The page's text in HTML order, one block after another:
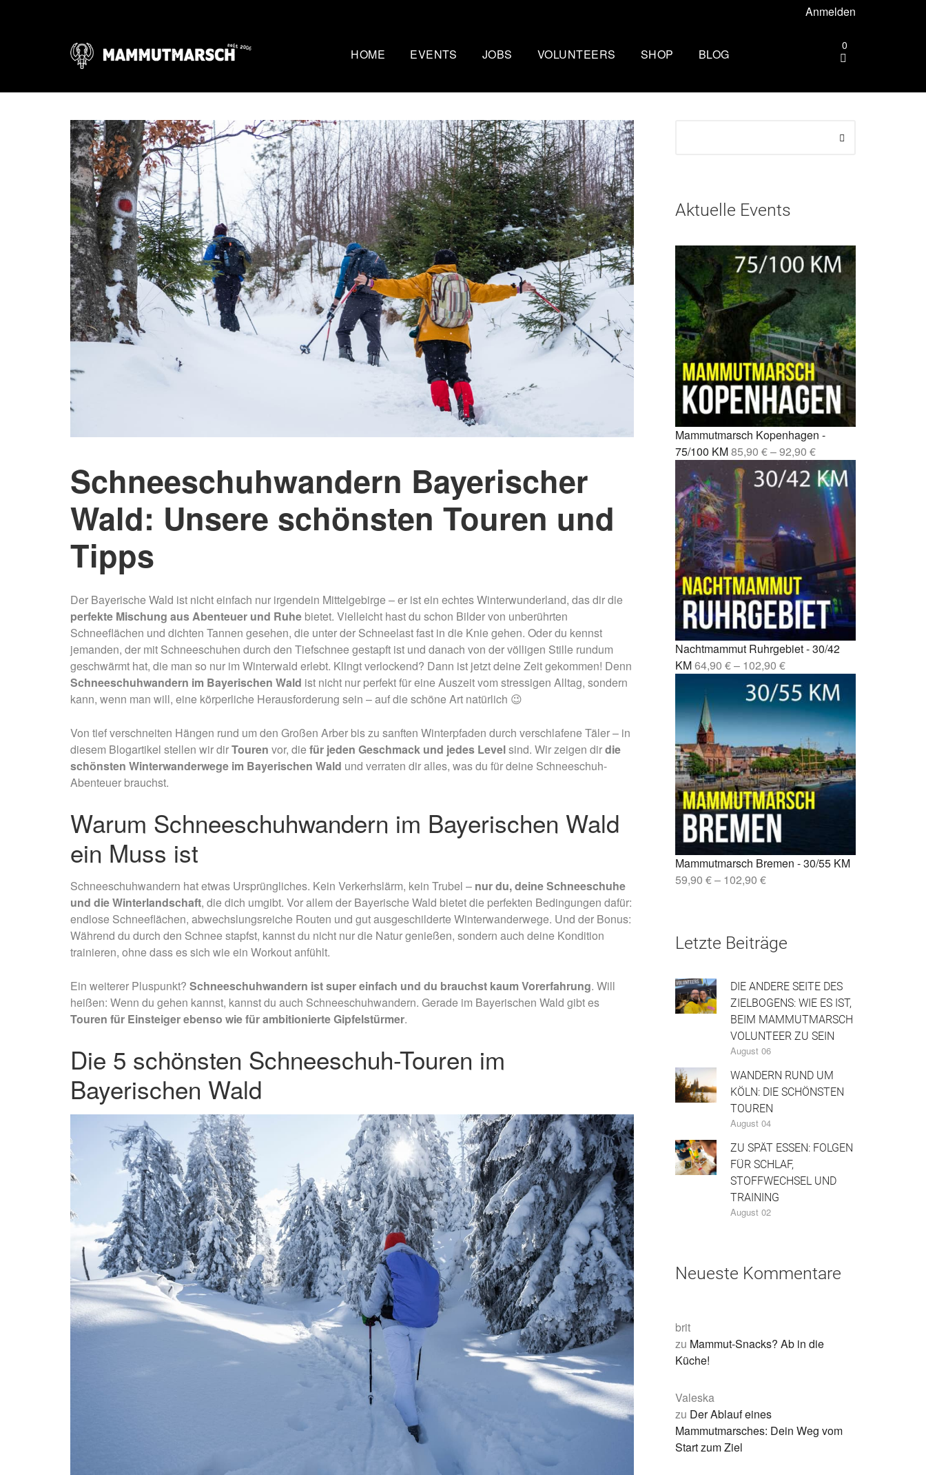
Anmelden
0
HOME EVENTS
– 75/100 KM
30/42 KM
Mammutmarsch Bremen –
30/55 KM
Mammutmarsch Stuttgart –
30/42/60 KM
Mammutmarsch Hannover –
30/42/55 KM
Mammutmarsch Aarhus –
30/50 KM
Mammutmarsch Dortmund –
30/42/55 KM
Mammutmarsch Wiesbaden –
30/42/55KM
Mammutmarsch München –
30/50 KM
Mammutmarsch Berlin –
30/42/55 KM
Mammutmarsch Málaga –
30/50 KM
Mammutmarsch Barcelona –
30/50 KM
Mammutmarsch Valencia –
Mammutmarsch Madrid –
Mammutmarsch Leipzig –
Mammutmarsch Wien – 30/50
Mammutmarsch Ruhrgebiet –
Mammutmarsch Kopenhagen
Mammutmarsch Bilbao –
Nachtmammut Hamburg –
30/42 KM
Mammutmarsch Essen –
75/100 KM
Mammutmarsch München –
75/100 KM
Mammutmarsch Berlin –
75/100 KM
JOBS VOLUNTEERS SHOP BLOG
Wim Hof Kältetraining: So frierst
du sicher
Fernwanderweg Deutschland: 7
Routen, Tipps und ehrliche
Empfehlungen
Vom Party-Leben zu 3.000
Mammutmarsch-Kilometern
Kompressionssocken beim
Wandern: Was sie wirklich
Wie wirkt sich Stress auf den
Körper aus? Was wirklich
passiert
Mönchengladbach wandern: 5
Touren zwischen Niers, Wald
und Schlössern
Mammutmarsch alleine: Monas
Geschichte vom Alleinstarten
und trotzdem dazugehören
Schneeschuhwandern Bayerischer
Wald: Unsere schönsten Touren und
Tipps
Der Bayerische Wald ist nicht einfach nur irgendein Mittelgebirge – er ist ein echtes Winterwunderland, das dir die
perfekte Mischung aus Abenteuer und Ruhe bietet. Vielleicht hast du schon Bilder von unberührten
Schneeflächen und dichten Tannen gesehen, die unter der Schneelast fast in die Knie gehen. Oder du kennst
jemanden, der mit Schneeschuhen durch den Tiefschnee gestapft ist und danach von der völligen Stille rundum
geschwärmt hat, die man so nur im Winterwald erlebt. Klingt verlockend? Dann ist jetzt deine Zeit gekommen! Denn
Schneeschuhwandern im Bayerischen Wald ist nicht nur perfekt für eine Auszeit vom stressigen Alltag, sondern
kann, wenn man will, eine körperliche Herausforderung sein – auf die schöne Art natürlich 😉
Von tief verschneiten Hängen rund um den Großen Arber bis zu sanften Winterpfaden durch verschlafene Täler – in
diesem Blogartikel stellen wir dirTouren vor, die für jeden Geschmack und jedes Levelsind. Wir zeigen dirdie
schönsten Winterwanderwege im Bayerischen Wald und verraten dir alles, was du für deine Schneeschuh-
Abenteuer brauchst.
Warum Schneeschuhwandern im Bayerischen Wald
ein Muss ist
Schneeschuhwandern hat etwas Ursprüngliches. Kein Verkerhslärm, kein Trubel – nur du, deine Schneeschuhe
und die Winterlandschaft, die dich umgibt. Vor allem der Bayerische Wald bietet die perfekten Bedingungen dafür:
endlose Schneeflächen, abwechslungsreiche Routen und gut ausgeschilderte Winterwanderwege. Und der Bonus:
Während du durch den Schnee stapfst, kannst du nicht nur die Natur genießen, sondern auch deine Kondition
trainieren, ohne dass es sich wie ein Workout anfühlt.
Ein weiterer Pluspunkt? Schneeschuhwandern ist super einfach und du brauchst kaum Vorerfahrung. Will
heißen: Wenn du gehen kannst, kannst du auch Schneeschuhwandern. Gerade im Bayerischen Wald gibt es
Touren für Einsteiger ebenso wie für ambitionierte Gipfelstürmer.
Die 5 schönsten Schneeschuh-Touren im
Bayerischen Wald
Aktuelle Events
Mammutmarsch Kopenhagen -
75/100 KM85,90 €–92,90 €
Nachtmammut Ruhrgebiet - 30/42
KM64,90 €– 102,90 €
Mammutmarsch Bremen - 30/55 KM
59,90 €– 102,90 €
Letzte Beiträge
DIE ANDERE SEITE DES
ZIELBOGENS: WIE ES IST,
BEIM MAMMUTMARSCH
VOLUNTEER ZU SEIN
August 06
WANDERN RUND UM
KÖLN: DIE SCHÖNSTEN
TOUREN
August 04
ZU SPÄT ESSEN: FOLGEN
FÜR SCHLAF,
STOFFWECHSEL UND
TRAINING
August 02
Neueste Kommentare
brit
zu Mammut-Snacks? Ab in die
Küche!
Valeska
zu Der Ablauf eines
Mammutmarsches: Dein Weg vom
Start zum Ziel